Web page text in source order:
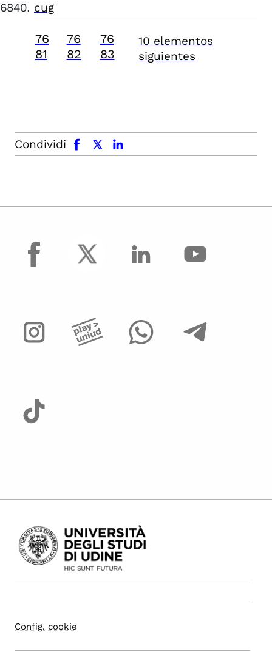
cug
76
81
76
82
76
83
10 elementos
siguientes
Condividi
facebook x.com linkedin
facebook
Config. cookie